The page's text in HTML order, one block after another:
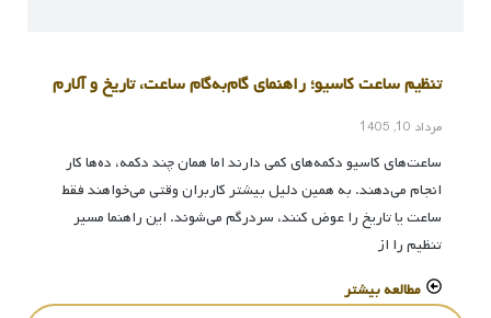
تنظیم ساعت کاسیو؛ راهنمای گام‌به‌گام ساعت، تاریخ و آلارم
مرداد 10, 1405
ساعت‌های کاسیو دکمه‌های کمی دارند اما همان چند دکمه، ده‌ها کار
انجام می‌دهند. به همین دلیل بیشتر کاربران وقتی می‌خواهند فقط
ساعت یا تاریخ را عوض کنند، سردرگم می‌شوند. این راهنما مسیر
تنظیم را از
مطالعه بیشتر